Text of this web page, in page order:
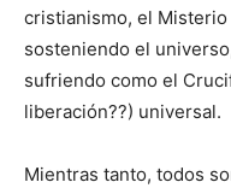
cristianismo, el
sosteniendo el
sufriendo como el
liberación??) universal.
Mientras tanto, todos